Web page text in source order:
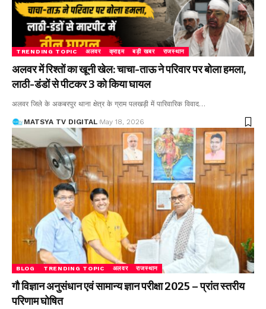
TRENDING TOPIC अलवर क्राइम बड़ी खबर राजस्थान
अलवर में रिश्तों का खूनी खेल: चाचा-ताऊ ने परिवार पर बोला हमला,
लाठी-डंडों से पीटकर 3 को किया घायल
अलवर जिले के अकबरपुर थाना क्षेत्र के ग्राम पलखड़ी में पारिवारिक विवाद…
MATSYA TV DIGITAL May 18, 2026
BLOG TRENDING TOPIC अलवर राजस्थान
गौ विज्ञान अनुसंधान एवं सामान्य ज्ञान परीक्षा 2025 – प्रांत स्तरीय
परिणाम घोषित